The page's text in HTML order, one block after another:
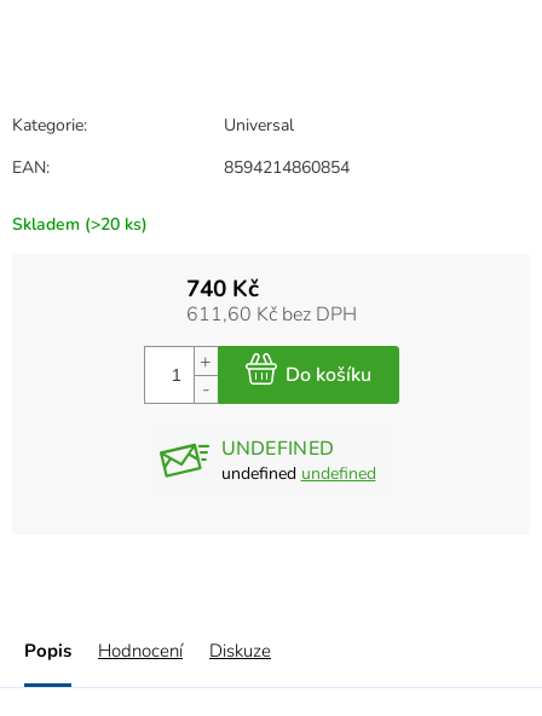
Skladem (>20 ks)
Kategorie:
Universal
EAN: 8594214860854
740 Kč
611,60 Kč bez DPH
UNDEFINED
undefined undefined
Popis Hodnocení Diskuze